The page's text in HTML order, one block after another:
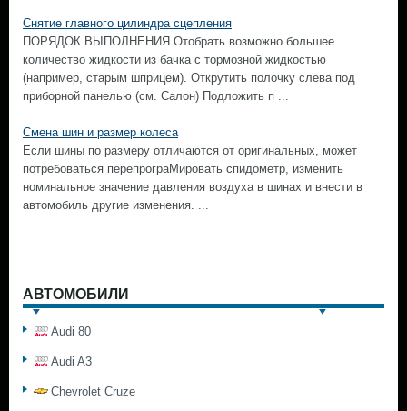
Снятие главного цилиндра сцепления
ПОРЯДОК ВЫПОЛНЕНИЯ Отобрать возможно большее
количество жидкости из бачка с тормозной жидкостью
(например, старым шприцем). Открутить полочку слева под
приборной панелью (см. Салон) Подложить п ...
Смена шин и размер колеса
Если шины по размеру отличаются от оригинальных, может
потребоваться перепрограМировать спидометр, изменить
номинальное значение давления воздуха в шинах и внести в
автомобиль другие изменения. ...
АВТОМОБИЛИ
Audi 80
Audi A3
Chevrolet Cruze